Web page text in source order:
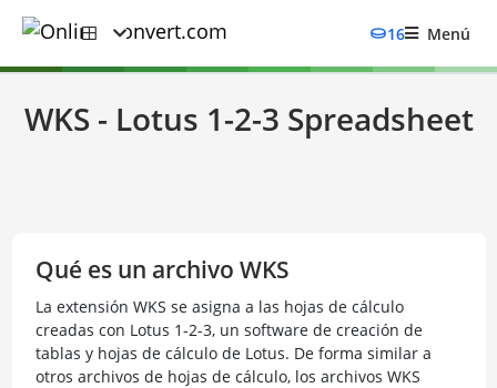
16 Menú
WKS - Lotus 1-2-3 Spreadsheet
Qué es un archivo WKS
La extensión WKS se asigna a las hojas de cálculo
creadas con Lotus 1-2-3, un software de creación de
tablas y hojas de cálculo de Lotus. De forma similar a
otros archivos de hojas de cálculo, los archivos WKS